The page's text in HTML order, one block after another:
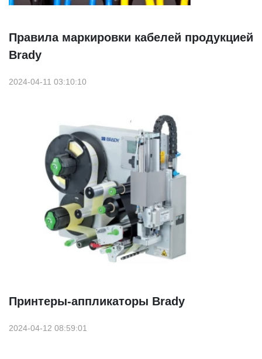
Правила маркировки кабелей продукцией
Brady
2024-04-11 03:10:10
Принтеры-аппликаторы Brady
2024-04-12 08:59:01